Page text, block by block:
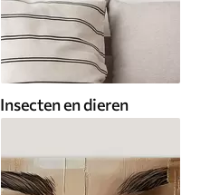
Insecten en dieren